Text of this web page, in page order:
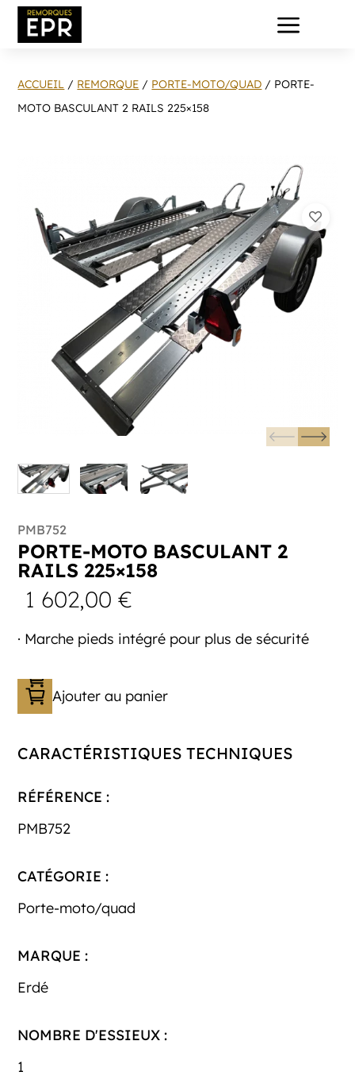
a
ACCUEIL / REMORQUE / PORTE-MOTO/QUAD / PORTE-
MOTO BASCULANT 2 RAILS 225×158
PMB752
PORTE-MOTO BASCULANT 2
RAILS 225×158
1 602,00€
· Marche pieds intégré pour plus de sécurité
Ajouter au panier
CARACTÉRISTIQUES TECHNIQUES
RÉFÉRENCE :
PMB752
CATÉGORIE :
Porte-moto/quad
MARQUE :
Erdé
NOMBRE D'ESSIEUX :
1